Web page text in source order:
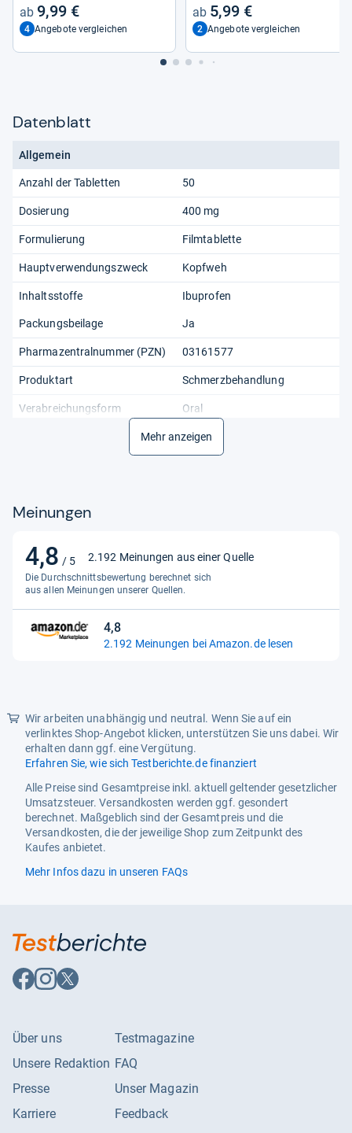
9,99 €
4 Angebote vergleichen
5,99 €
2 Angebote vergleichen
Datenblatt
Allgemein
Anzahl der Tabletten 50
Dosierung 400 mg
Formulierung Filmtablette
Hauptverwendungszweck Kopfweh
Inhaltsstoffe Ibuprofen
Packungsbeilage Ja
Pharmazentralnummer (PZN) 03161577
Produktart Schmerzbehandlung
Verabreichungsform Oral
Ibuprofen
Mehr anzeigen
Meinungen
4,8 / 5
4,8
von
5
Sternen
2.192 Meinungen aus einer Quelle
Die Durchschnittsbewertung berechnet sich
aus allen Meinungen unserer Quellen.
4,8
4,8
von
2.192 Meinungen bei Amazon.de lesen
Wir arbeiten unabhängig und neutral. Wenn Sie auf ein
verlinktes Shop-Angebot klicken, unterstützen Sie uns dabei. Wir
erhalten dann ggf. eine Vergütung.
Erfahren Sie, wie sich Testberichte.de finanziert
Alle Preise sind Gesamtpreise inkl. aktuell geltender gesetzlicher
Umsatzsteuer. Versandkosten werden ggf. gesondert
berechnet. Maßgeblich sind der Gesamtpreis und die
Versandkosten, die der jeweilige Shop zum Zeitpunkt des
Kaufes anbietet.
Mehr Infos dazu in unseren FAQs
Auf
Facebook
Auf
Instagram
Auf
X
Über uns
Unsere Redaktion
Presse
Karriere
Testmagazine
FAQ
Unser Magazin
Feedback